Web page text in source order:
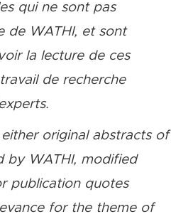
qui ne sont pas
de WATHI, et sont
la lecture de ces
de recherche
original abstracts of
by WATHI, modified
publication quotes
for the theme of